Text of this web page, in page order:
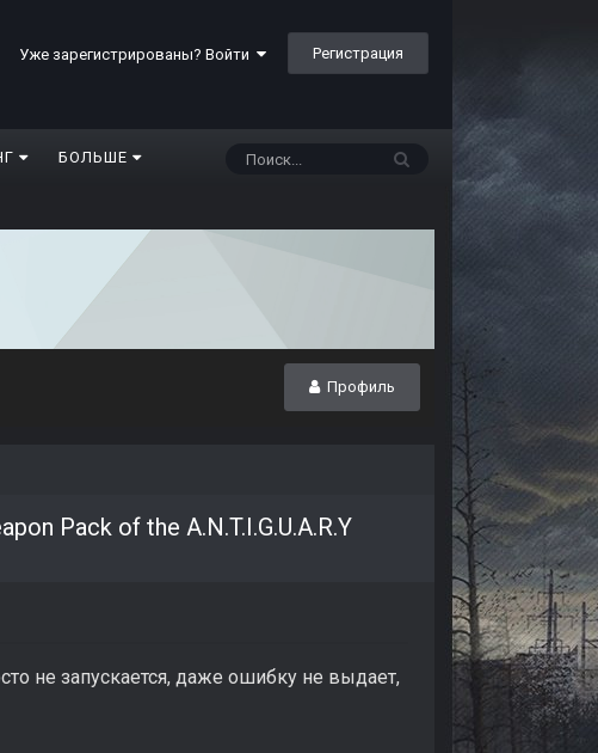
Уже зарегистрированы? Войти Регистрация
БОЛЬШЕ
Профиль
Pack of the A.N.T.I.G.U.A.R.Y
не запускается, даже ошибку не выдает,